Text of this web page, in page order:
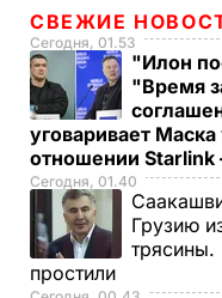
СВЕЖИЕ
Сегодня, 01.53
"Илон
"Время
уговаривает Маска
отношении
Сегодня, 01.40
Грузию
трясины.
простили